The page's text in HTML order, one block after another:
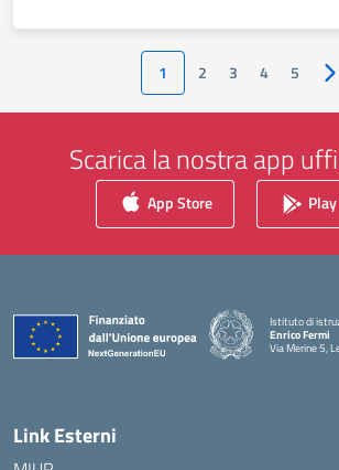
1 2 3 4 5
Scarica la nostra app
App Store
Istituto di
Enrico Fermi
Via Merine 5,
Link Esterni